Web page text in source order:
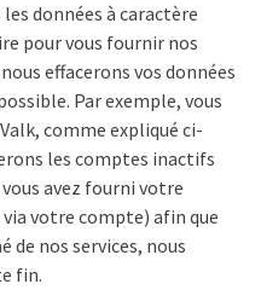
données à caractère
pour vous fournir nos
effacerons vos données
Par exemple, vous
comme expliqué ci-
les comptes inactifs
vous avez fourni votre
votre compte) afin que
de nos services, nous
fin.